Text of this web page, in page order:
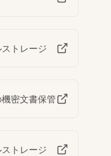
トレージ
密文書保管
トレージ